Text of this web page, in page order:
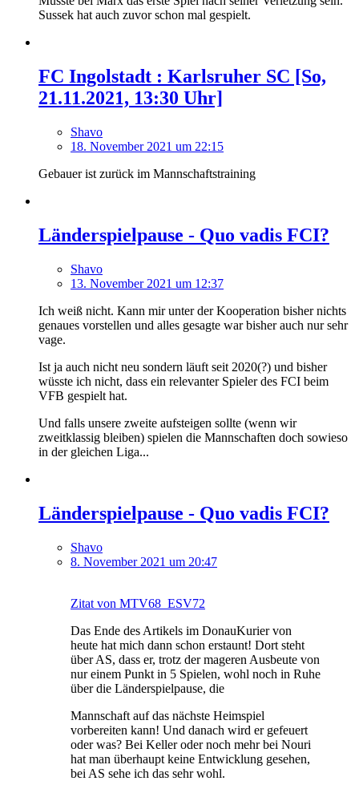
Sussek hat auch zuvor schon mal gespielt.
FC Ingolstadt : Karlsruher SC [So,
21.11.2021, 13:30 Uhr]
Shavo
18. November 2021 um 22:15
Gebauer ist zurück im Mannschaftstraining
Länderspielpause - Quo vadis FCI?
Shavo
13. November 2021 um 12:37
Ich weiß nicht. Kann mir unter der Kooperation bisher nichts
genaues vorstellen und alles gesagte war bisher auch nur sehr
vage.
Ist ja auch nicht neu sondern läuft seit 2020(?) und bisher
wüsste ich nicht, dass ein relevanter Spieler des FCI beim
VFB gespielt hat.
Und falls unsere zweite aufsteigen sollte (wenn wir
zweitklassig bleiben) spielen die Mannschaften doch sowieso
in der gleichen Liga...
Länderspielpause - Quo vadis FCI?
Shavo
8. November 2021 um 20:47
Zitat von MTV68_ESV72
Das Ende des Artikels im DonauKurier von
heute hat mich dann schon erstaunt! Dort steht
über AS, dass er, trotz der mageren Ausbeute von
nur einem Punkt in 5 Spielen, wohl noch in Ruhe
über die Länderspielpause, die
Mannschaft auf das nächste Heimspiel
vorbereiten kann! Und danach wird er gefeuert
oder was? Bei Keller oder noch mehr bei Nouri
hat man überhaupt keine Entwicklung gesehen,
bei AS sehe ich das sehr wohl.